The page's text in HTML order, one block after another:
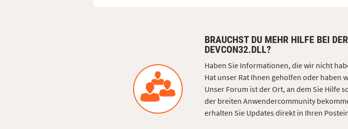
BRAUCHST DU MEHR HILFE BEI
DEVCON32.DLL?
Haben Sie Informationen, die wir nicht
Hat unser Rat Ihnen geholfen oder haben
Unser Forum ist der Ort, an dem Sie Hilfe
der breiten Anwendercommunity
erhalten Sie Updates direkt in Ihren